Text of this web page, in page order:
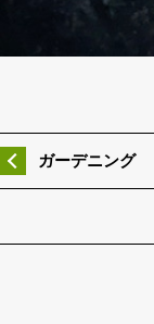
ガーデニング